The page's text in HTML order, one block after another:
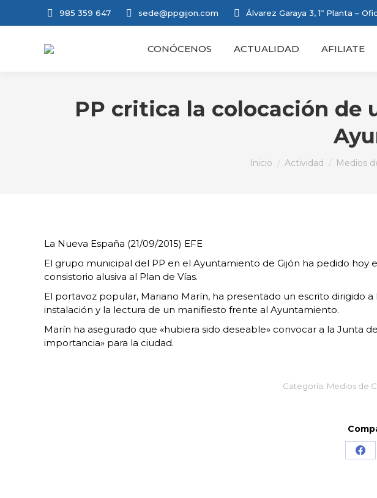
985 359 647 sede@ppgijon.com Álvarez Garaya 3, 1º Planta –
CONÓCENOS ACTUALIDAD AFILIATE
PP critica la colocación de
Estás aquí:
Inicio Actividad Medios
La Nueva España (21/09/2015) EFE
El grupo municipal del PP en el Ayuntamiento de Gijón ha pedido hoy
consistorio alusiva al Plan de Vías.
El portavoz popular, Mariano Marín, ha presentado un escrito dirigido
instalación y la lectura de un manifiesto frente al Ayuntamiento.
Marín ha asegurado que «hubiera sido deseable» convocar a la Junta
importancia» para la ciudad.
Categoría: Medios de